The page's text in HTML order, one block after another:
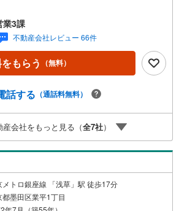
間内（9:00～20:00）はお電話でのご連絡が
ご自宅への送迎・最寄駅でのお待ち合わせ
相談ください。 選ばれる3つの「圧倒的メ
【業界最低水準の提携住宅ローン】「他社
「借入がある」方も独自審査で多数承認！優
手数料0円でお得に。（2）【未来カレンダー
。「月々いくらなら安心か」をプロが明確に
専属FPがお引渡し後も一生涯お守りしま
動産キャンペーン対象店舗 当店でのご成約
ナスがもらえるキャンペーン対象です！※必
IDでログインの上お問い合わせくださ
3課
不動産会社レビュー 66件
もらう （無料）
話する （通話料無料）
会社をもっと見る（全7社）
メトロ銀座線 「浅草」駅 徒歩17分
都墨田区業平1丁目